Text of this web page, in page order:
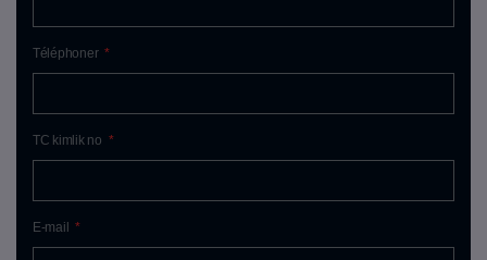
Téléphoner *
TC kimlik no *
E-mail *